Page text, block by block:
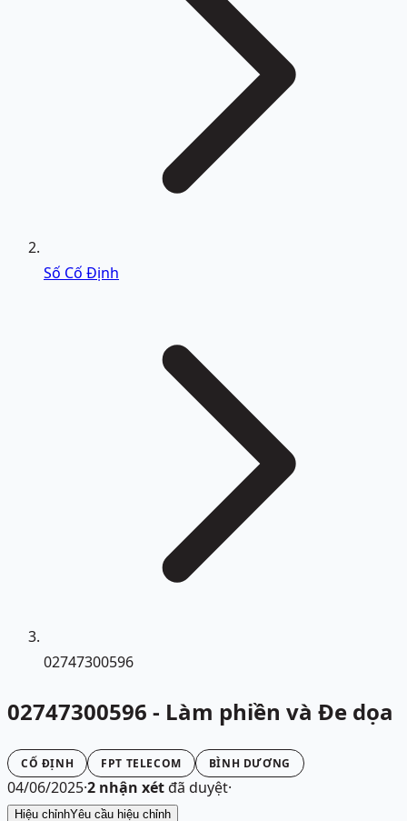
Số Cố Định
02747300596
02747300596 - Làm phiền và Đe dọa
CỐ ĐỊNH FPT TELECOM BÌNH DƯƠNG
04/06/2025·2 nhận xétđã duyệt·
Hiệu chỉnhYêu cầu hiệu chỉnh